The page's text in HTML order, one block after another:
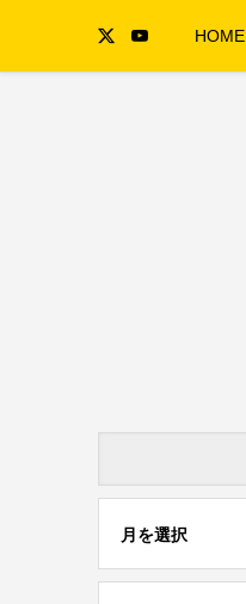
HOME
月を選択